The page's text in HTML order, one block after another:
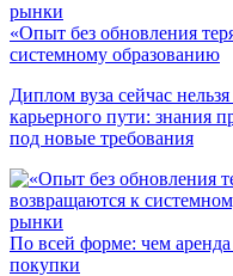
рынки
«Опыт без обновления
системному образованию
Диплом вуза сейчас
карьерного пути: знания
под новые требования
рынки
По всей форме: чем
покупки